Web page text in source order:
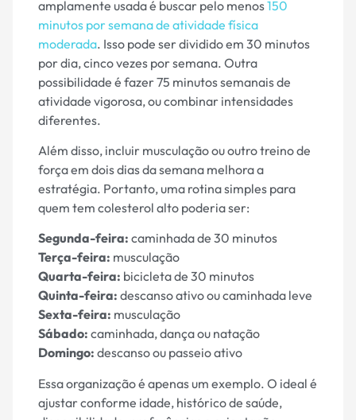
amplamente usada é buscar pelo menos150
minutos por semana de atividade física
moderada. Isso pode ser dividido em 30 minutos
por dia, cinco vezes por semana. Outra
possibilidade é fazer 75 minutos semanais de
atividade vigorosa, ou combinar intensidades
diferentes.
Além disso, incluir musculação ou outro treino de
força em dois dias da semana melhora a
estratégia. Portanto, uma rotina simples para
quem tem colesterol alto poderia ser:
Segunda-feira: caminhada de 30 minutos
Terça-feira: musculação
Quarta-feira: bicicleta de 30 minutos
Quinta-feira: descanso ativo ou caminhada leve
Sexta-feira: musculação
Sábado: caminhada, dança ou natação
Domingo: descanso ou passeio ativo
Essa organização é apenas um exemplo. O ideal é
ajustar conforme idade, histórico de saúde,